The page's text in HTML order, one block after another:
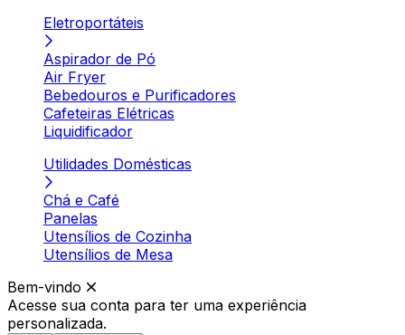
Eletroportáteis
Aspirador de Pó
Air Fryer
Bebedouros e Purificadores
Cafeteiras Elétricas
Liquidificador
Utilidades Domésticas
Chá e Café
Panelas
Utensílios de Cozinha
Utensílios de Mesa
Bem-vindo
Acesse sua conta para ter uma experiência
personalizada.